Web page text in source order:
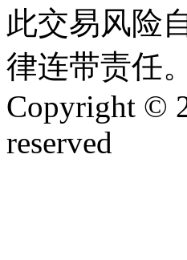
此交易风险
律连带责任
Copyright ©
reserved